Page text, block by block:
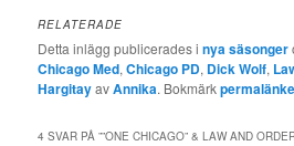
RELATERADE
Detta inlägg publicerades inya säsonger
Chicago Med,Chicago PD, Dick Wolf,
HargitayavAnnika. Bokmärk
4 SVAR PÅ ””ONE CHICAGO” & LAW AND